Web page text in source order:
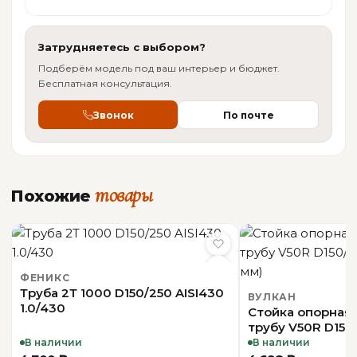
Назначение
для печи, для камина,
для котла, для бани
Гарантия
Страна-
производитель
КОНСТРУКЦИЯ
Затрудняетесь с выбором?
Подберём модель под ваш интерьер и бюджет.
Бесплатная консультация.
Звонок По почте
Похожие товары
ФЕНИКС
Труба 2Т 1000 D150/250 AISI430
1.0/430
В наличии
ВУЛКАН
Стойка
трубу V50R
(0,5 мм)
В наличии